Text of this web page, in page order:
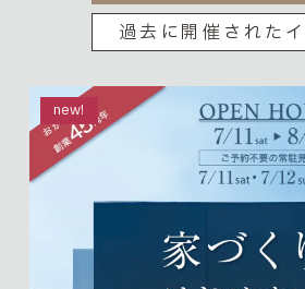
過去に開催された
new!